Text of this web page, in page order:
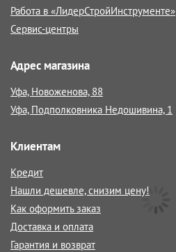
Работа в «ЛидерСтройИнструменте»
Сервис-центры
Адрес магазина
Уфа, Новоженова, 88
Уфа, Подполковника Недошивина, 1
Клиентам
Кредит
Нашли дешевле, снизим цену!
Как оформить заказ
Доставка и оплата
Гарантия и возврат